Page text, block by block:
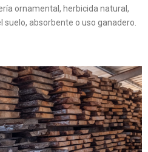
ornamental, herbicida natural,
absorbente o uso ganadero.